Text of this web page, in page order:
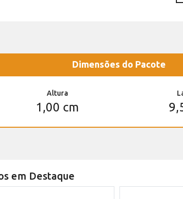
Dimensões do Pacote
Altura
1,00 cm
em Destaque